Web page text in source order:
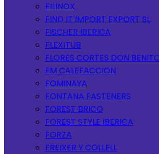
FILINOX
FIND IT IMPORT EXPORT SL
FISCHER IBERICA
FLEXITUB
FLORES CORTES DON
FM CALEFACCION
FOMINAYA
FONTANA FASTENERS
FOREST BRICO
FOREST STYLE IBERICA
FORZA
FREIXER Y COLLELL